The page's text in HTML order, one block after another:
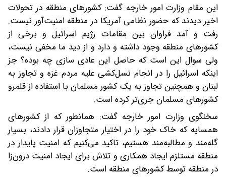
این مقام وزارت امور خارجه گفت: کشورهای منطقه در تحولات
اخیر دیدند که حضور نظامی آمریکا در منطقه امنیت‌آور نیست.
رفت و آمد فراوان بین مقامات رژیم اسرائیل و برخی از
کشورهای منطقه وجود داشته و دارد و از دید ما مخفی نیست،
ولی سوال این است که حاصل این عادی سازی چه بوده؟ جز
اینکه اسرائیل را در انجام نسل‌کشی علیه مردم غزه و تجاوز به
لبنان و همچنین تجاوز به یک کشور مسلمان با استفاده از قلمرو
کشورهای مسلمان جری‌تر کرده است.
سخنگوی وزارت امور خارجه گفت: همانطور که از کشورهای
همسایه که خاک خود را در اختیار متجاوزان قرار دادند، بسیار
گله‌مند و مطالبه‌مند هستیم، تاکید می‌کنیم که امنیت پایدار در
منطقه مستلزم ایجاد همکاری و تلاش برای ایجاد امنیت درون‌زا
در منطقه توسط کشورهای منطقه است.